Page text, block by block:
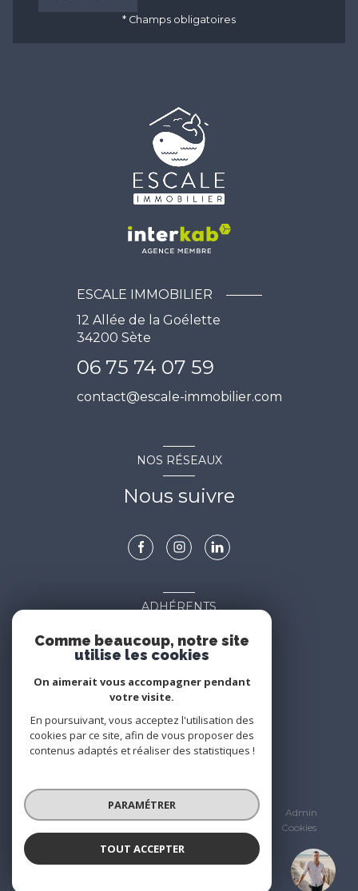
* Champs obligatoires
Escale Immobilier
ESCALE IMMOBILIER
12 Allée de la Goélette
34200 Sète
06 75 74 07 59
contact@escale-immobilier.com
NOS RÉSEAUX
Nous suivre
ADHÉRENTS
Nous adhérons
© 2026 | Tous droits réservés
Nos partenaires
Admin
Cookies
Comme beaucoup, notre site
utilise les cookies
On aimerait vous accompagner pendant
votre visite.
En poursuivant, vous acceptez l'utilisation des
cookies par ce site, afin de vous proposer des
contenus adaptés et réaliser des statistiques !
PARAMÉTRER
TOUT ACCEPTER